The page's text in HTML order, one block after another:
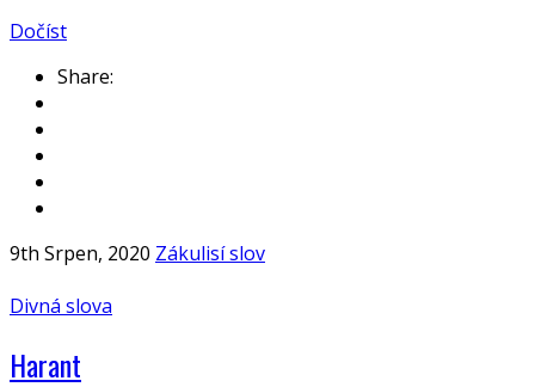
Dočíst
Share:
9th Srpen, 2020 Zákulisí slov
Divná slova
Harant